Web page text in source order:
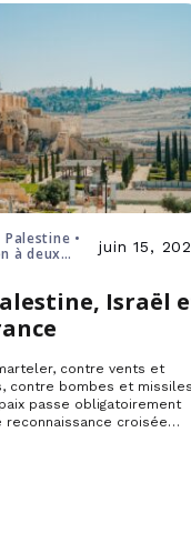
Palestine •
à deux
juin 15,
Israël
contre vents et
contre bombes et
passe obligatoirement
reconnaissance croisée…